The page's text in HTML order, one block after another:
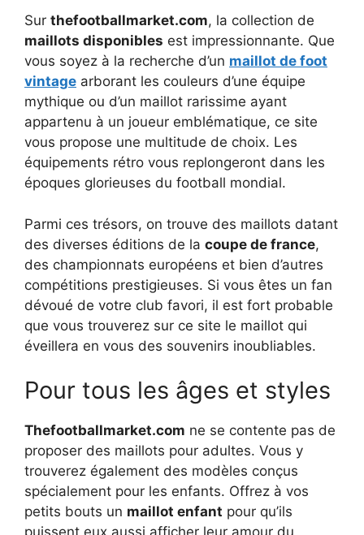
Sur thefootballmarket.com, la collection de
maillots disponibles est impressionnante. Que
vous soyez à la recherche d’un maillot de foot
vintage arborant les couleurs d’une équipe
mythique ou d’un maillot rarissime ayant
appartenu à un joueur emblématique, ce site
vous propose une multitude de choix. Les
équipements rétro vous replongeront dans les
époques glorieuses du football mondial.
Parmi ces trésors, on trouve des maillots datant
des diverses éditions de la coupe de france,
des championnats européens et bien d’autres
compétitions prestigieuses. Si vous êtes un fan
dévoué de votre club favori, il est fort probable
que vous trouverez sur ce site le maillot qui
éveillera en vous des souvenirs inoubliables.
Pour tous les âges et styles
Thefootballmarket.com ne se contente pas de
proposer des maillots pour adultes. Vous y
trouverez également des modèles conçus
spécialement pour les enfants. Offrez à vos
petits bouts un maillot enfant pour qu’ils